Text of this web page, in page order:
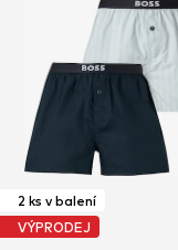
2 ks v balení
VÝPRODEJ